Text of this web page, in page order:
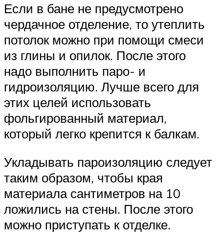
Если в бане не предусмотрено
чердачное отделение, то утеплить
потолок можно при помощи смеси
из глины и опилок. После этого
надо выполнить паро- и
гидроизоляцию. Лучше всего для
этих целей использовать
фольгированный материал,
который легко крепится к балкам.
Укладывать пароизоляцию следует
таким образом, чтобы края
материала сантиметров на 10
ложились на стены. После этого
можно приступать к отделке.